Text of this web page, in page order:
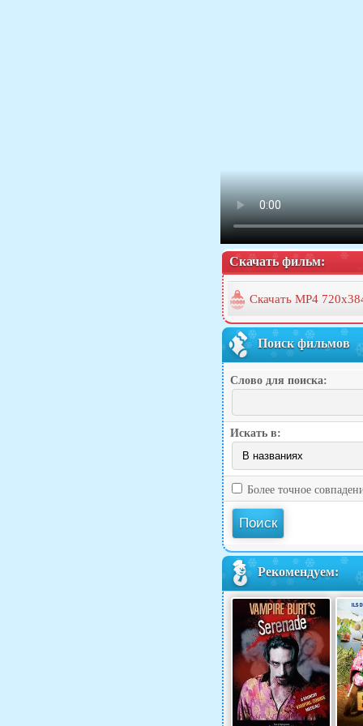
Скачать фильм:
Скачать MP4
Поиск фильмов
Слово для поиска:
Искать в:
Более точное
Рекомендуем: